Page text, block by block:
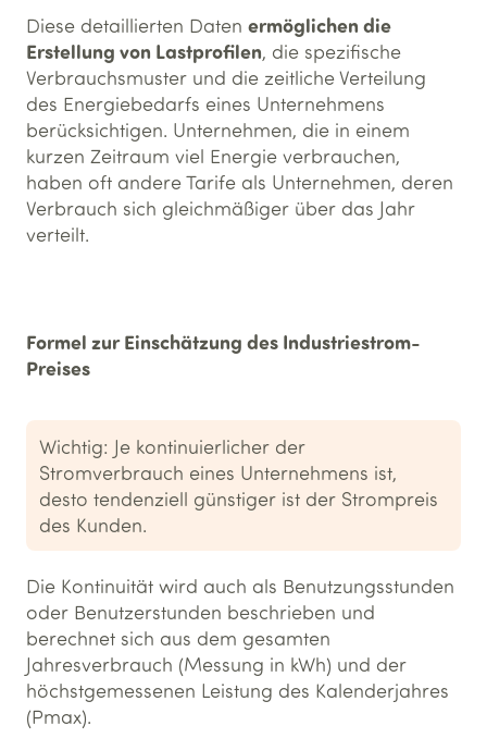
Diese detaillierten Daten ermöglichen die
Erstellung von Lastprofilen, die spezifische
Verbrauchsmuster und die zeitliche Verteilung
des Energiebedarfs eines Unternehmens
berücksichtigen. Unternehmen, die in einem
kurzen Zeitraum viel Energie verbrauchen,
haben oft andere Tarife als Unternehmen, deren
Verbrauch sich gleichmäßiger über das Jahr
verteilt.
Formel zur Einschätzung des Industriestrom-
Preises
Wichtig: Je kontinuierlicher der
Stromverbrauch eines Unternehmens ist,
desto tendenziell günstiger ist der Strompreis
des Kunden.
Die Kontinuität wird auch als Benutzungsstunden
oder Benutzerstunden beschrieben und
berechnet sich aus dem gesamten
Jahresverbrauch (Messung in kWh) und der
höchstgemessenen Leistung des Kalenderjahres
(Pmax).